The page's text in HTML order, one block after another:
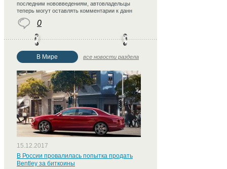
последним нововведениям, автовладельцы
теперь могут оставлять комментарии к данн
0
В Мире все новости раздела
15.12.2017
В России провалилась попытка продать
Bentley за биткоины